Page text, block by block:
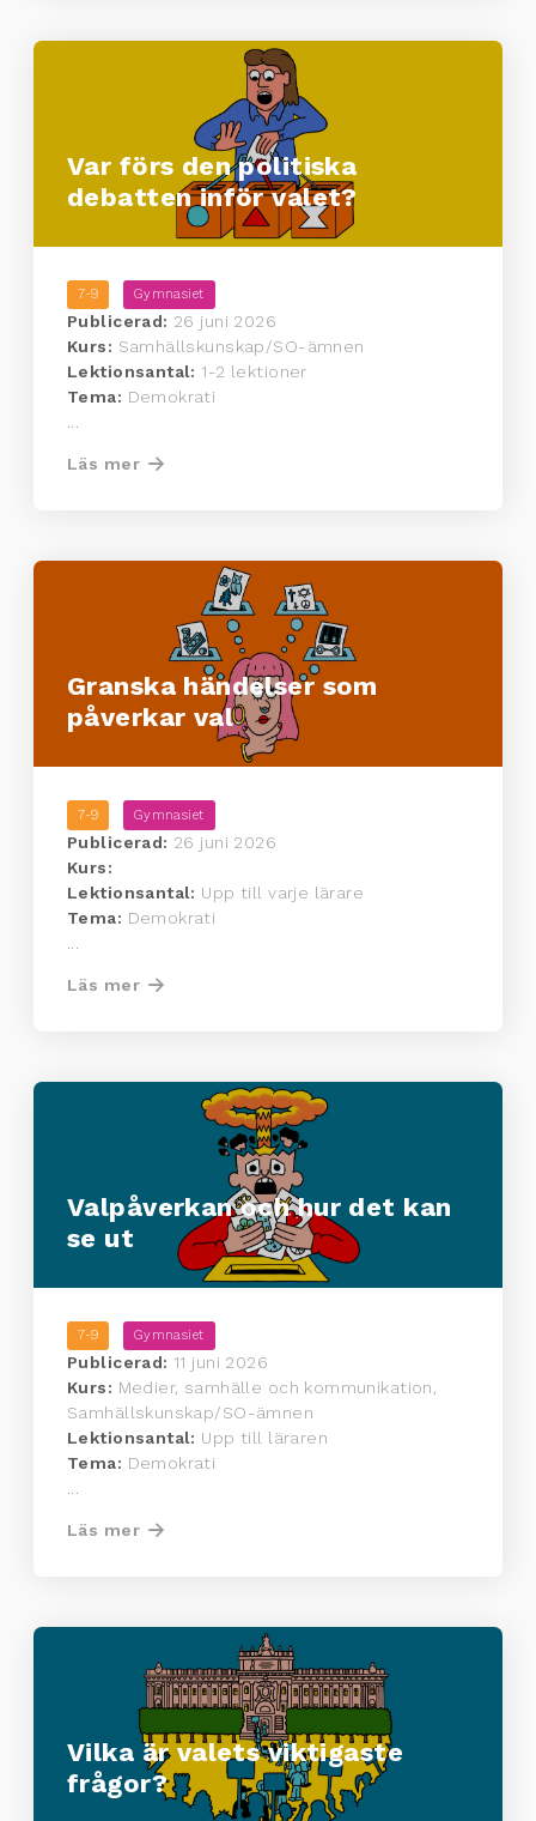
Var förs den politiska
debatten inför valet?
7-9 Gymnasiet
Publicerad: 26 juni 2026
Kurs: Samhällskunskap/SO-ämnen
Lektionsantal: 1-2 lektioner
Tema: Demokrati
...
Läs mer
Granska händelser som
påverkar val
7-9 Gymnasiet
Publicerad: 26 juni 2026
Kurs:
Lektionsantal: Upp till varje lärare
Tema: Demokrati
Läs mer
Valpåverkan och hur det kan
se ut
7-9 Gymnasiet
Publicerad: 11 juni 2026
Kurs: Medier, samhälle och kommunikation,
Samhällskunskap/SO-ämnen
Lektionsantal: Upp till läraren
Tema: Demokrati
...
Läs mer
Vilka är valets viktigaste
frågor?